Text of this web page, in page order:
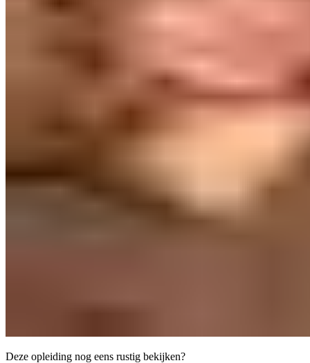
Deze opleiding nog eens rustig bekijken?